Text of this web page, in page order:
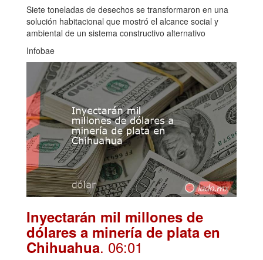
Siete toneladas de desechos se transformaron en una
solución habitacional que mostró el alcance social y
ambiental de un sistema constructivo alternativo
Infobae
Inyectarán mil millones de
dólares a minería de plata en
Chihuahua. 06:01